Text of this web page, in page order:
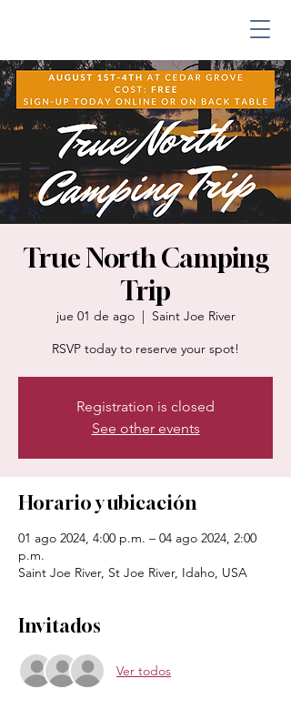
True North Camping
Trip
jue 01 de ago
  |
Saint Joe River
RSVP today to reserve your spot!
Registration is closed
See other events
Horario y ubicación
01 ago 2024, 4:00 p.m. – 04 ago 2024, 2:00
p.m.
Saint Joe River, St Joe River, Idaho, USA
Invitados
Ver todos